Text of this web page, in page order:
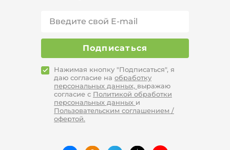
Подписаться
Нажимая кнопку "Подписаться", я
даю согласие на обработку
персональных данных, выражаю
согласие с Политикой обработки
персональных данных и
Пользовательским соглашением /
офертой.